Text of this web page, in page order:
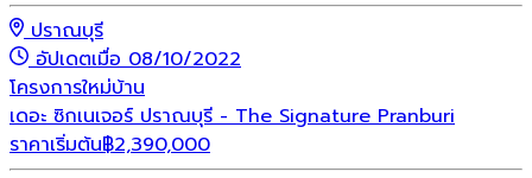
ปราณบุรี
อัปเดตเมื่อ 08/10/2022
โครงการใหม่บ้าน
เดอะ ซิกเนเจอร์ ปราณบุรี - The Signature Pranburi
ราคาเริ่มต้น฿2,390,000